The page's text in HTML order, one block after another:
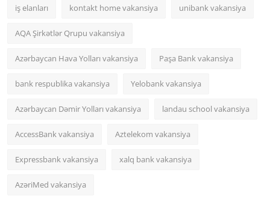
iş elanları kontakt home vakansiya unibank vakansiya
AQA Şirkətlər Qrupu vakansiya
Azərbaycan Hava Yolları vakansiya Paşa Bank vakansiya
bank respublika vakansiya Yelobank vakansiya
Azərbaycan Dəmir Yolları vakansiya landau school vakansiya
AccessBank vakansiya Aztelekom vakansiya
Expressbank vakansiya xalq bank vakansiya
AzəriMed vakansiya